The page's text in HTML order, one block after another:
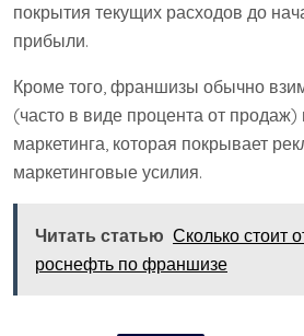
покрытия текущих расходов до
прибыли.
Кроме того, франшизы обычно
(часто в виде процента от продаж)
маркетинга, которая покрывает
маркетинговые усилия.
Читать статью Сколько стоит
роснефть по франшизе